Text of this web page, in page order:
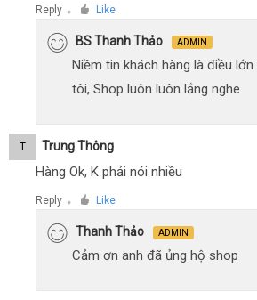
Reply ● Like
BS Thanh Thảo ADMIN
Niềm tin khách hàng là điều
tôi, Shop luôn luôn lắng nghe
T Trung Thông
Hàng Ok, K phải nói nhiều
Reply ● Like
Thanh Thảo ADMIN
Cảm ơn anh đã ủng hộ shop